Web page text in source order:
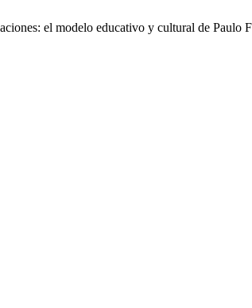
el modelo educativo y cultural de